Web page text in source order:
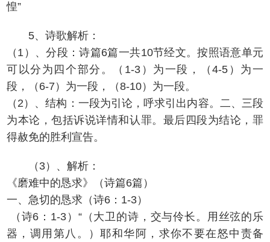
惶”
5、诗歌解析：
（1）、分段：诗篇6篇一共10节经文。按照语意单元
可以分为四个部分。（1-3）为一段，（4-5）为一
段，（6-7）为一段，（8-10）为一段。
（2）、结构：一段为引论，呼求引出内容。二、三段
为本论，包括诉说详情和认罪。最后四段为结论，罪
得赦免的胜利宣告。
（3）、解析：
《磨难中的恳求》（诗篇6篇）
一、急切的恳求（诗6：1-3）
（诗6：1-3）“（大卫的诗，交与伶长。用丝弦的乐
器，调用第八。）耶和华阿，求你不要在怒中责备